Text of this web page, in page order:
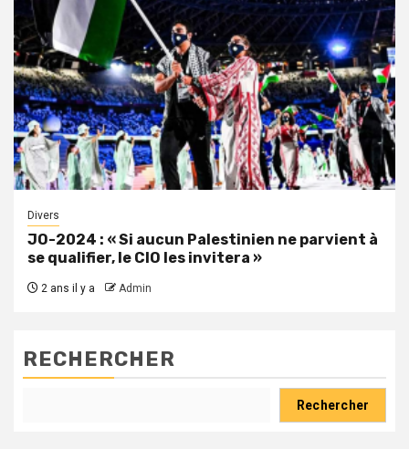
Divers
JO-2024 : « Si aucun Palestinien ne parvient à
se qualifier, le CIO les invitera »
2 ans il y a Admin
RECHERCHER
Rechercher